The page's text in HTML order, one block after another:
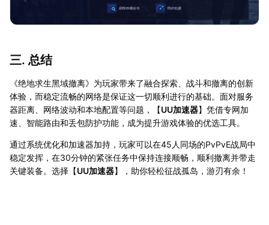
三. 总结
《绝地求生黑域撤离》为玩家带来了融合探索、战斗和撤离的创新
体验，而稳定流畅的网络是保证这一切顺利进行的基础。面对服务
器距离、网络波动和本地配置等问题，【UU加速器】凭借专网加
速、智能路由和丢包防护功能，成为提升游戏体验的优选工具。
通过系统优化和加速器加持，玩家可以在45人同场的PvPvE战局中
稳定发挥，在30分钟的紧张任务中保持连接顺畅，顺利撤离并带走
关键装备。选择【UU加速器】，助你轻松征战孤岛，游刃有余！